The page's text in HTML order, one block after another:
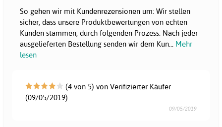
So gehen wir mit Kundenrezensionen um: Wir stellen
sicher, dass unsere Produktbewertungen von echten
Kunden stammen, durch folgenden Prozess: Nach jeder
ausgelieferten Bestellung senden wir dem Kun... Mehr
lesen
(4 von 5) von Verifizierter Käufer
(09/05/2019)
09/05/2019